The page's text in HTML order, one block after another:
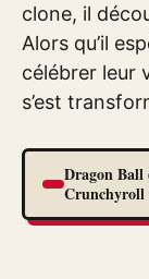
clone, il
Alors qu’il
célébrer leur
s’est
Dragon Ball
Crunchyroll